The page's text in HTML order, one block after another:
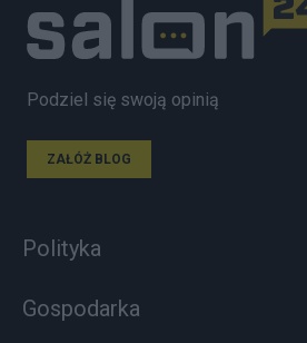
Podziel się swoją opinią
ZAŁÓŻ BLOG
Polityka
Gospodarka